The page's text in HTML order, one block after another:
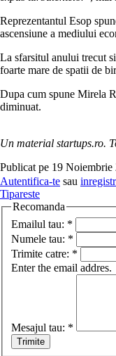
Reprezentantul Esop
ascensiune a mediului
La sfarsitul anului trecut
foarte mare de spatii de
Dupa cum spune Mirela
diminuat.
Un material startups.ro.
Publicat pe 19 Noiembrie
Autentifica-te sau
Tipareste
Recomanda
Emailul tau: *
Numele tau: *
Trimite catre: *
Enter the email addres.
Mesajul tau: *